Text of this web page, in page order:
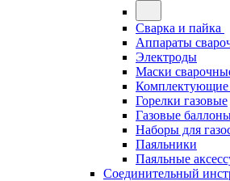
Сварка и пайка
Аппараты
Электроды
Маски
Комплектующие
Горелки газовые
Газовые
Наборы для
Паяльники
Паяльные
Соединительный